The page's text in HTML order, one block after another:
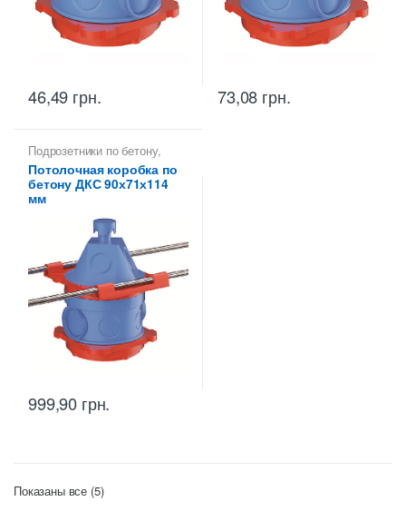
46,49 грн. 73,08 грн.
Подрозетники по бетону,
Установочная коробка для
заливки в бетон ДКС
Потолочная коробка по
бетону ДКС 90х71х114
мм
999,90 грн.
Показаны все (5)Цены:
по